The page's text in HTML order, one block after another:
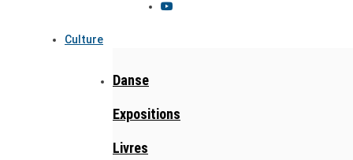
Culture
Danse
Expositions
Livres